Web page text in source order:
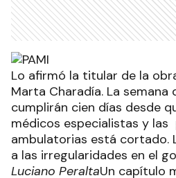
Lo afirmó la titular de la
Marta Charadía. La semana
cumplirán cien días desde
médicos especialistas y
ambulatorias está cortado.
a las irregularidades en el
Luciano PeraltaUn capítulo